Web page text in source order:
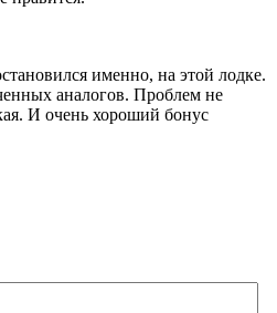
именно, на этой лодке.
аналогов. Проблем не
И очень хороший бонус